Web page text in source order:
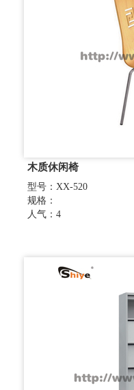
木质休闲椅
型号：XX-520
规格：
人气：4